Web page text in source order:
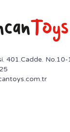
401.Cadde.